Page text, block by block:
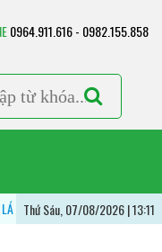
0964.911.616 - 0982.155.858
Thứ Sáu, 07/08/2026 | 13:11
MẠNH BỆNH VIỆN